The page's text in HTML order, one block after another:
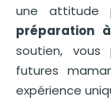
une attitude
préparation
soutien, vous
futures
expérience